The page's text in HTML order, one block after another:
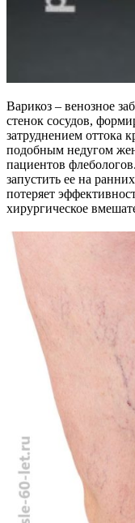
Варикоз – венозное
стенок сосудов,
затруднением оттока
подобным недугом
пациентов
запустить ее на
потеряет
хирургическое